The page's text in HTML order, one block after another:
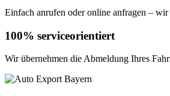
Einfach anrufen oder online anfragen –
100% serviceorientiert
Wir übernehmen die Abmeldung Ihres